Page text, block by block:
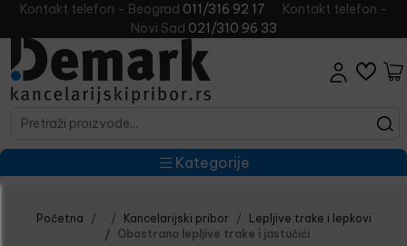
Kontakt telefon - Beograd 011/316 92 17
Kontakt telefon -
Novi Sad 021/310 96 33
Kategorije
Početna Kancelarijski pribor
Lepljive trake i lepkovi
Obostrano lepljive trake i jastučići